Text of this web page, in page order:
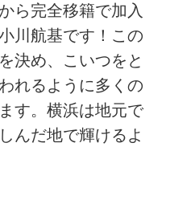
ら完全移籍で加入
川航基です！この
決め、こいつをと
れるように多くの
す。横浜は地元で
んだ地で輝けるよ